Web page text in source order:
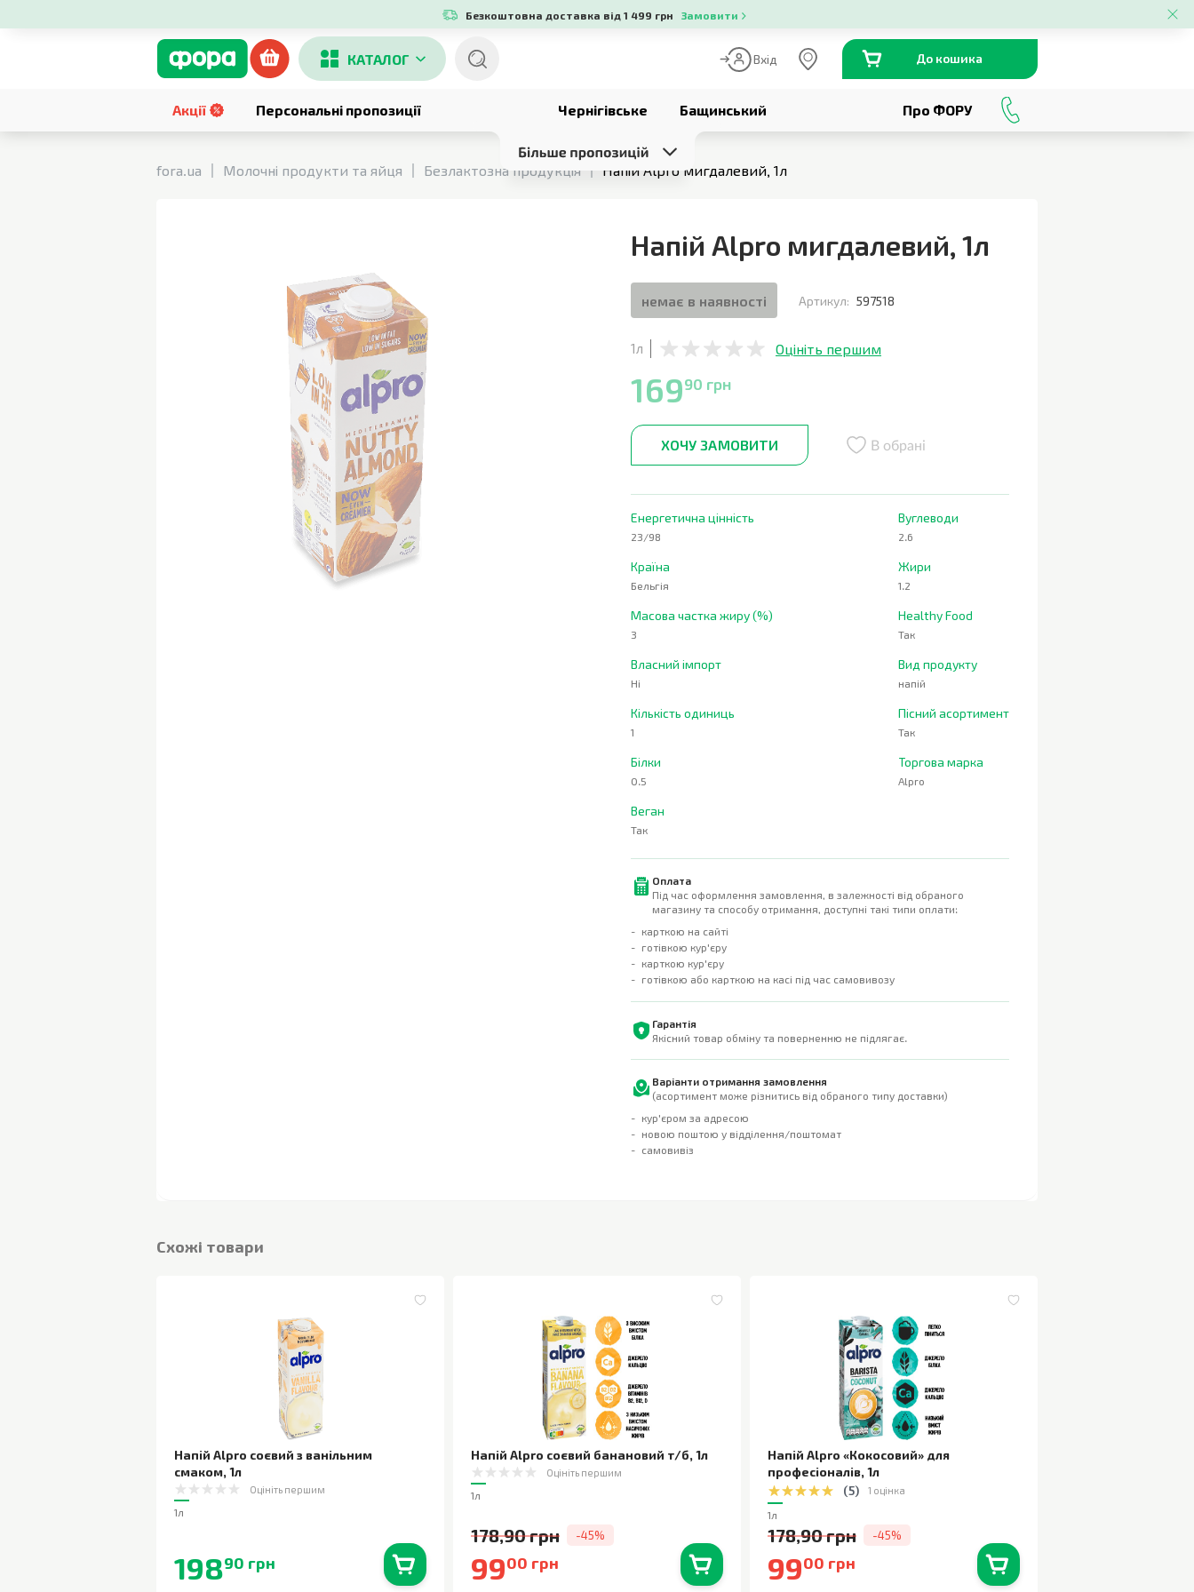
Безкоштовна доставка від 1 499 грн Замовити
КАТАЛОГ Вхід До кошика
Акції Персональні пропозиції Чернігівське Бащинський Про ФОРУ
fora.ua
Молочні продукти та яйця Безлактозна продукція Напій Alpro мигдалевий, 1л
Напій Alpro мигдалевий, 1л
немає в наявності Артикул: 597518
1л Оцініть першим
16990 грн
ХОЧУ ЗАМОВИТИ В обрані
Енергетична цінність
23/98
Вуглеводи
2.6
Країна
Бельгія
Жири
1.2
Масова частка жиру (%)
3
Healthy Food
Так
Власний імпорт
Ні
Вид продукту
напій
Кількість одиниць
1
Пісний асортимент
Так
Білки
0.5
Торгова марка
Alpro
Веган
Так
Оплата
Під час оформлення замовлення, в залежності від обраного
магазину та способу отримання, доступні такі типи оплати:
карткою на сайті
готівкою кур'єру
карткою кур'єру
готівкою або карткою на касі під час самовивозу
Гарантія
Якісний товар обміну та поверненню не підлягає.
Варіанти отримання замовлення
(асортимент може різнитись від обраного типу доставки)
кур'єром за адресою
новою поштою у відділення/поштомат
самовивіз
Cхожі товари
Напій Alpro соєвий з ванільним
смаком, 1л
Оцініть першим
1л
19890 грн
Напій Alpro соєвий банановий т/б, 1л
Оцініть першим
1л
178,90 грн -45%
9900 грн
Напій Alpro «Кокосовий» для
професіоналів, 1л
(5) 1 оцінка
1л
178,90 грн -45%
9900 грн